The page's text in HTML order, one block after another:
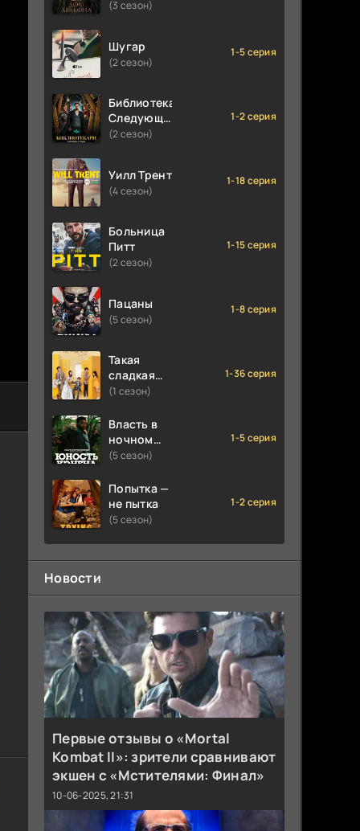
(3 сезон)
Шугар
(2 сезон)
1-5 серия
Библиотекари:
Следующая
глава
(2 сезон)
1-2 серия
Уилл Трент
(4 сезон)
1-18 серия
Больница
Питт
(2 сезон)
1-15 серия
Пацаны
(5 сезон)
1-8 серия
Такая
сладкая
любовь
(1 сезон)
1-36 серия
Власть в
ночном
городе.
третья:
Юность
Кэнена
(5 сезон)
1-5 серия
Попытка —
не пытка
(5 сезон)
1-2 серия
Новости
Первые отзывы о «Mortal
Kombat II»: зрители сравнивают
экшен с «Мстителями: Финал»
10-06-2025, 21:31